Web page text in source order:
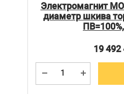
Электромагнит
диаметр шкива
19 492